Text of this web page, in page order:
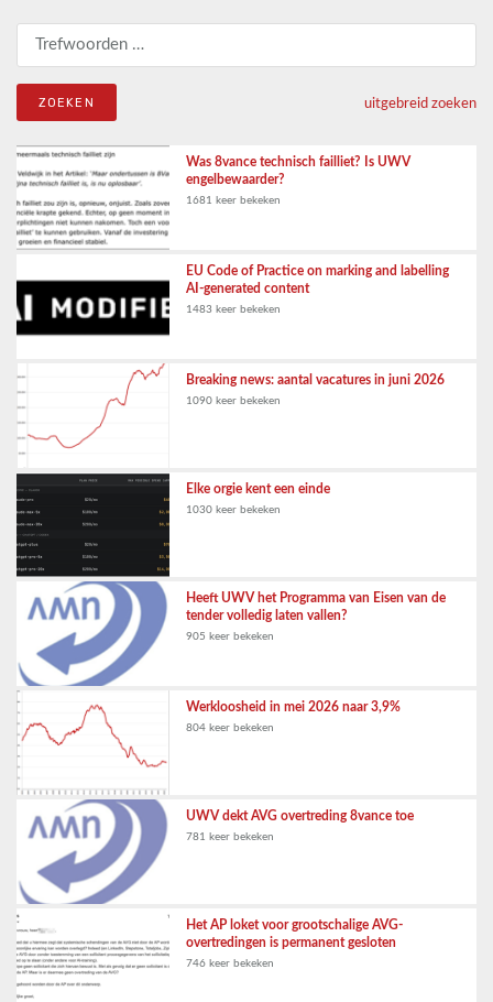
Zoeken naar:
uitgebreid zoeken
Was 8vance technisch failliet? Is UWV
engelbewaarder?
1681 keer bekeken
EU Code of Practice on marking and labelling
AI-generated content
1483 keer bekeken
Breaking news: aantal vacatures in juni 2026
1090 keer bekeken
Elke orgie kent een einde
1030 keer bekeken
Heeft UWV het Programma van Eisen van de
tender volledig laten vallen?
905 keer bekeken
Werkloosheid in mei 2026 naar 3,9%
804 keer bekeken
UWV dekt AVG overtreding 8vance toe
781 keer bekeken
Het AP loket voor grootschalige AVG-
overtredingen is permanent gesloten
746 keer bekeken